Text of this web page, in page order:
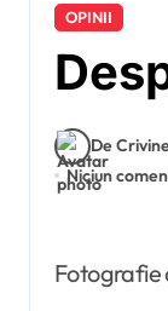
OPINII
De
Niciun